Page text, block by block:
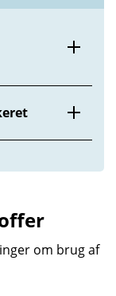
om brug af